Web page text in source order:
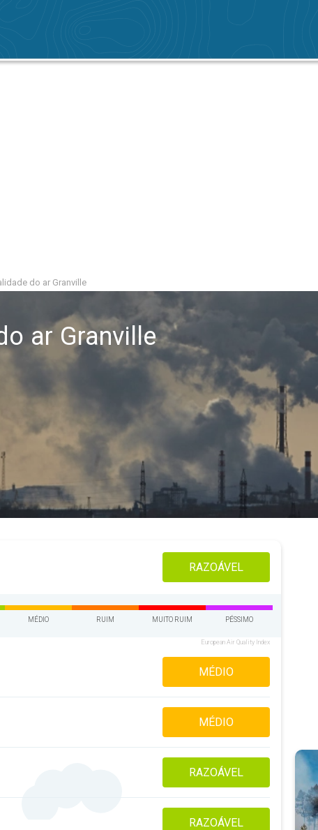
do ar Granville
ar Granville
RAZOÁVEL
MÉDIO RUIM MUITO RUIM PÉSSIMO
European Air Quality Index
MÉDIO
MÉDIO
RAZOÁVEL
RAZOÁVEL